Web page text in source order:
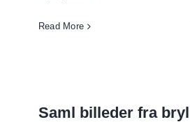
Read More
Saml billeder fra